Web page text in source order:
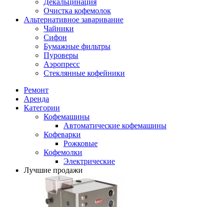
Декальцинация
Очистка кофемолок
Альтернативное заваривание
Чайники
Сифон
Бумажные фильтры
Пуроверы
Аэропресс
Стеклянные кофейники
Ремонт
Аренда
Категории
Кофемашины
Автоматические кофемашины
Кофеварки
Рожковые
Кофемолки
Электрические
Лучшие продажи